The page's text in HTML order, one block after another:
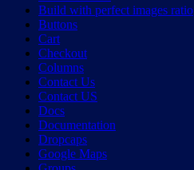
Build with perfect images ratio
Buttons
Cart
Checkout
Columns
Contact Us
Contact US
Docs
Documentation
Dropcaps
Google Maps